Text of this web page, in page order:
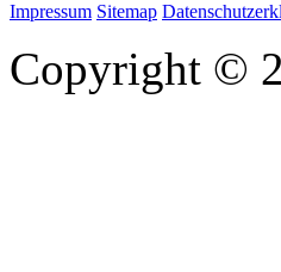
Impressum Sitemap
Copyright ©